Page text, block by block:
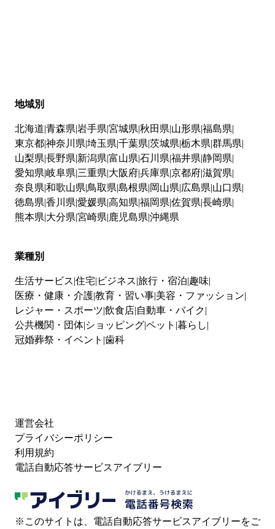
地域別
北海道 青森県 岩手県 宮城県 秋田県 山形県 福島県
東京都神奈川県 埼玉県 千葉県 茨城県 栃木県 群馬県
山梨県 長野県 新潟県 富山県 石川県 福井県 静岡県
愛知県 岐阜県 三重県 大阪府兵庫県 京都府滋賀県
奈良県 和歌山県 鳥取県 島根県 岡山県 広島県 山口県
徳島県 香川県 愛媛県 高知県 福岡県 佐賀県 長崎県
熊本県 大分県 宮崎県 鹿児島県 沖縄県
業種別
生活サービス 住宅 ビジネス 旅行・宿泊 趣味
医療・健康・介護教育・習い事 美容・ファッション
レジャー・スポーツ 飲食店 自動車・バイク
公共機関・団体 ショッピングペット 暮らし
冠婚葬祭・イベント 歯科
運営会社
プライバシーポリシー
利用規約
電話自動応答サービスアイブリー
※このサイトは、電話自動応答サービスアイブリーをご